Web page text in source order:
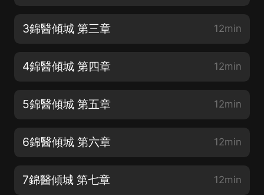
3錦醫傾城 第三章 12min
4錦醫傾城 第四章 12min
5錦醫傾城 第五章 12min
6錦醫傾城 第六章 12min
7錦醫傾城 第七章 12min